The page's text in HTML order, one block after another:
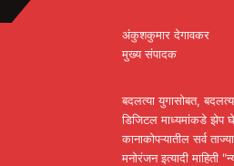
अंकुशकुमार देगावकर
मुख्य संपादक
बदलत्या युगासोबत,
डिजिटल माध्यमांकडे झेप
कानाकोपऱ्यातील सर्व
मनोरंजन इत्यादी माहिती